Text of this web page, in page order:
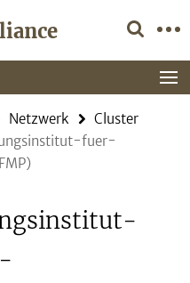
Netzwerk
Cluster
fuer-